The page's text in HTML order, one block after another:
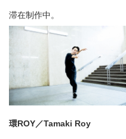
滞在制作中。
環ROY／Tamaki Roy